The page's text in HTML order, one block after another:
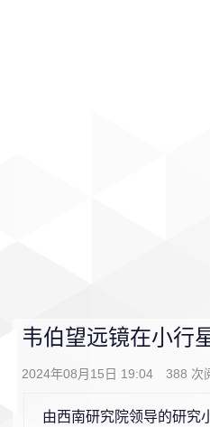
韦伯望远镜在小行
2024年08月15日 19:04 388 次
由西南研究院领导的研究